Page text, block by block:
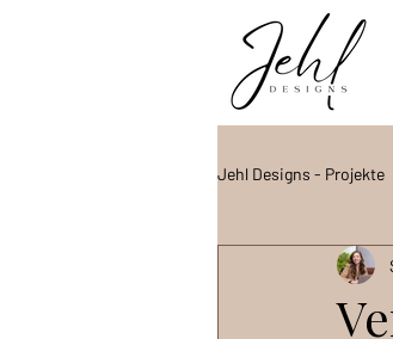
Jehl Designs - Projekte